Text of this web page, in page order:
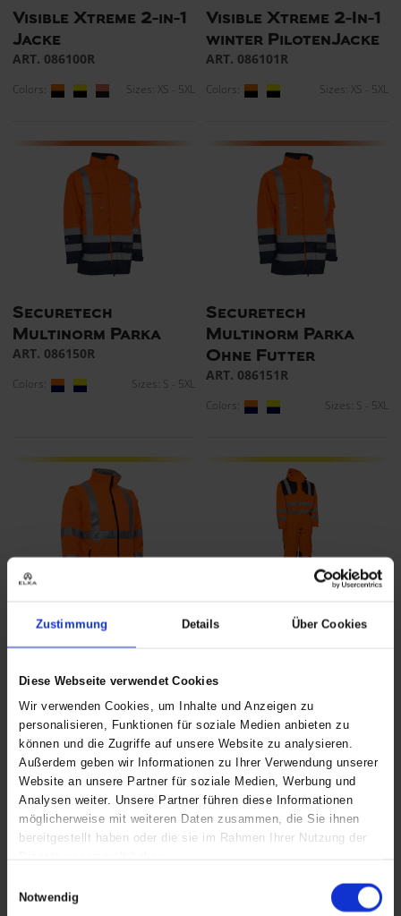
Zustimmung Details Über Cookies
Diese Webseite verwendet Cookies
Wir verwenden Cookies, um Inhalte und Anzeigen zu
personalisieren, Funktionen für soziale Medien anbieten zu
können und die Zugriffe auf unsere Website zu analysieren.
Außerdem geben wir Informationen zu Ihrer Verwendung unserer
Website an unsere Partner für soziale Medien, Werbung und
Analysen weiter. Unsere Partner führen diese Informationen
möglicherweise mit weiteren Daten zusammen, die Sie ihnen
bereitgestellt haben oder die sie im Rahmen Ihrer Nutzung der
Notwendig
Visible Xtreme 2-in-1
Jacke
ART. 086100R
Colors: Sizes: XS - 5XL
Visible Xtreme 2-In-1
winter PilotenJacke
ART. 086101R
Colors: Sizes: XS - 5XL
Securetech
Multinorm Parka
ART. 086150R
Colors: Sizes: S - 5XL
Securetech
Multinorm Parka
Ohne Futter
ART. 086151R
Colors: Sizes: S - 5XL
Visible Xtreme
Softshelljacke
Colors: Sizes: XS - 5XL
Visible Xtreme
Colors: